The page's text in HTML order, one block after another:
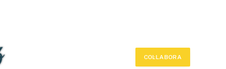
COL·LABORA